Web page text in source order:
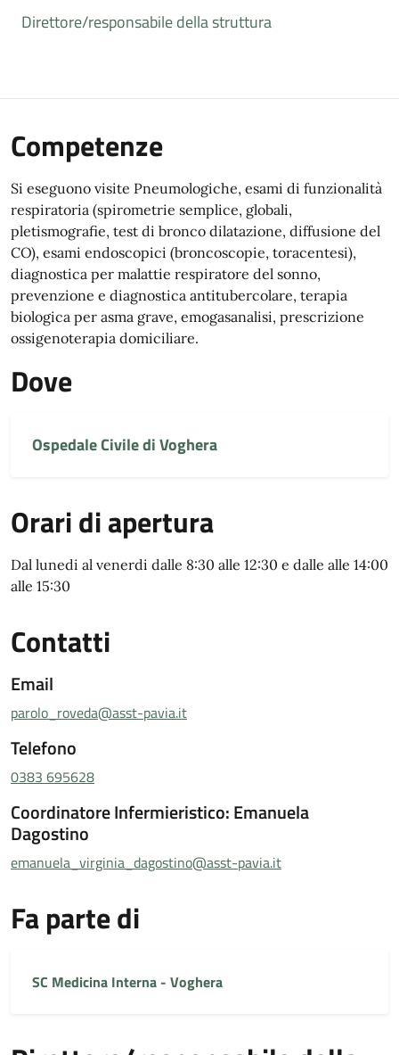
Direttore/responsabile della struttura
Competenze
Si eseguono visite Pneumologiche, esami di funzionalità
respiratoria (spirometrie semplice, globali,
pletismografie, test di bronco dilatazione, diffusione del
CO), esami endoscopici (broncoscopie, toracentesi),
diagnostica per malattie respiratore del sonno,
prevenzione e diagnostica antitubercolare, terapia
biologica per asma grave, emogasanalisi, prescrizione
ossigenoterapia domiciliare.
Dove
Ospedale Civile di Voghera
Orari di apertura
Dal lunedi al venerdi dalle 8:30 alle 12:30 e dalle alle 14:00
alle 15:30
Contatti
Email
parolo_roveda@asst-pavia.it
Telefono
0383 695628
Coordinatore Infermieristico: Emanuela
Dagostino
emanuela_virginia_dagostino@asst-pavia.it
Fa parte di
SC Medicina Interna - Voghera